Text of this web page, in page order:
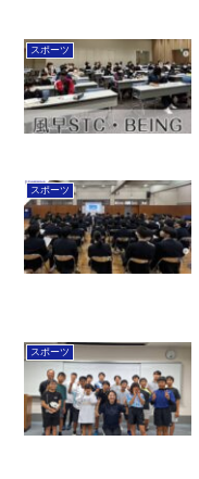
スポーツ
スポーツ
スポーツ